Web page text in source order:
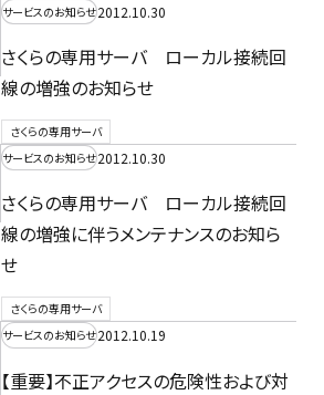
サービスのお知らせ2012.10.30
さくらの専用サーバ ローカル接続回
線の増強のお知らせ
さくらの専用サーバ
サービスのお知らせ2012.10.30
さくらの専用サーバ ローカル接続回
線の増強に伴うメンテナンスのお知ら
せ
さくらの専用サーバ
サービスのお知らせ2012.10.19
【重要】不正アクセスの危険性および対